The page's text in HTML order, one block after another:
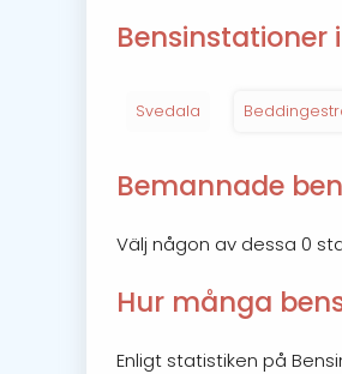
Bensinstationer
Svedala
Bemannade
Välj någon av dessa 0
Hur många
Enligt statistiken på